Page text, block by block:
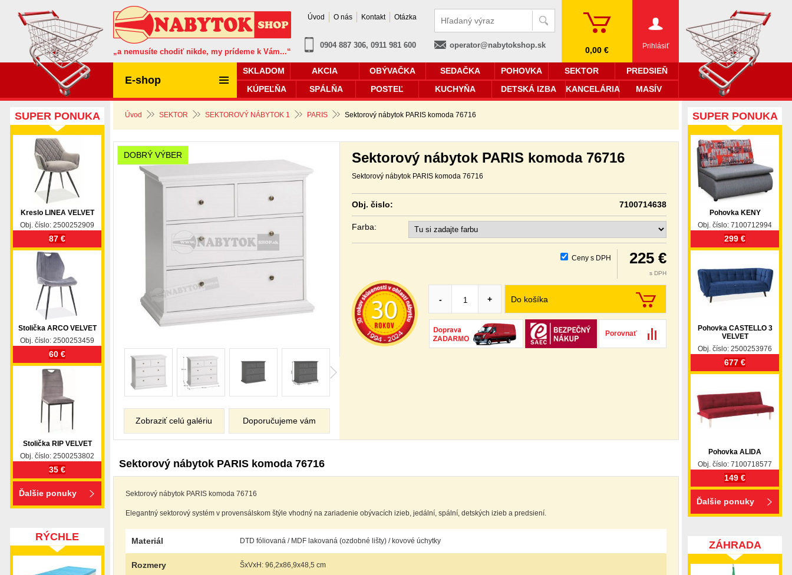
„a nemusíte chodiť nikde, my prídeme k Vám...“
0904 887 306, 0911 981 600 operator@nabytokshop.sk Prihlásiť
0,00 €
Úvod SEKTOR SEKTOROVÝ NÁBYTOK 1 PARIS Sektorový nábytok PARIS komoda 76716
Sektorový nábytok PARIS komoda 76716
Sektorový nábytok PARIS komoda 76716
Obj. čislo: 7100714638
Farba:
Ceny s DPH 225 €
s DPH
Do košíka
- +
Porovnať
DOBRÝ VÝBER
Zobraziť celú galériu Doporučujeme vám
Sektorový nábytok PARIS komoda 76716
Sektorový nábytok PARIS komoda 76716
Elegantný sektorový systém v provensálskom štýle vhodný na zariadenie obývacích izieb, jedální, spální, detských izieb a predsiení.
Materiál DTD fóliovaná / MDF lakovaná (ozdobné lišty) / kovové úchytky
Rozmery ŠxVxH: 96,2x86,9x48,5 cm
SUPER PONUKA
Kreslo LINEA VELVET
Obj. číslo: 2500252909
87 €
Stolička ARCO VELVET
Obj. číslo: 2500253459
60 €
Stolička RIP VELVET
Obj. číslo: 2500253802
35 €
Ďalšie ponuky
RÝCHLE
DODANIE
SUPER PONUKA
Pohovka KENY
Obj. číslo: 7100712994
299 €
Pohovka CASTELLO 3
VELVET
Obj. číslo: 2500253976
677 €
Pohovka ALIDA
Obj. číslo: 7100718577
149 €
Ďalšie ponuky
ZÁHRADA
E-shop
SKLADOM AKCIA OBÝVAČKA SEDAČKA POHOVKA SEKTOR
PREDSIEŇ
KÚPEĽŇA
SPÁLŇA POSTEĽ KUCHYŇA DETSKÁ IZBA KANCELÁRIA MASÍV
Úvod O nás Kontakt Otázka